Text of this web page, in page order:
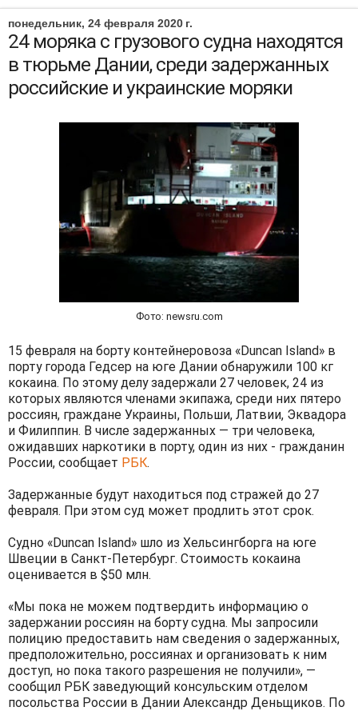
понедельник, 24 февраля 2020 г.
24 моряка с грузового судна находятся
в тюрьме Дании, среди задержанных
российские и украинские моряки
Фото: newsru.com
15 февраля на борту контейнеровоза «Duncan Island» в
порту города Гедсер на юге Дании обнаружили 100 кг
кокаина. По этому делу задержали 27 человек, 24 из
которых являются членами экипажа, среди них пятеро
россиян, граждане Украины, Польши, Латвии, Эквадора
и Филиппин. В числе задержанных — три человека,
ожидавших наркотики в порту, один из них - гражданин
России, сообщает РБК.
Задержанные будут находиться под стражей до 27
февраля. При этом суд может продлить этот срок.
Судно «Duncan Island» шло из Хельсингборга на юге
Швеции в Санкт-Петербург. Стоимость кокаина
оценивается в $50 млн.
«Мы пока не можем подтвердить информацию о
задержании россиян на борту судна. Мы запросили
полицию предоставить нам сведения о задержанных,
предположительно, россиянах и организовать к ним
доступ, но пока такого разрешения не получили», —
сообщил РБК заведующий консульским отделом
посольства России в Дании Александр Деньщиков. По